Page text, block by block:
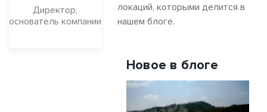
Директор,
основатель компании
локаций, которыми делится в
нашем блоге.
Новое в блоге